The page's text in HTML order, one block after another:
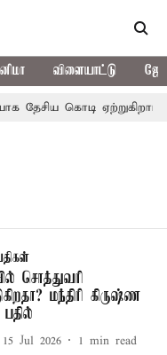
விளையாட்டு
கொடி ஏற்றுகிறார்,
சொத்துவரி
மந்திரி கிருஷ்ண
15 Jul 2026 1 min read